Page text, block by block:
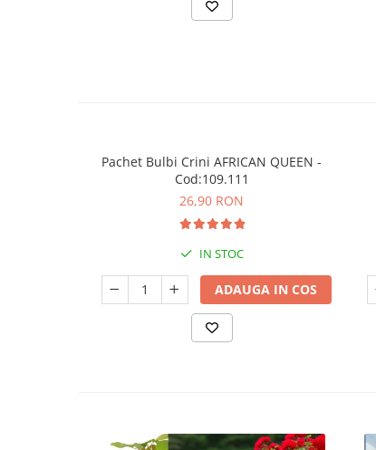
Pachet Bulbi Crini AFRICAN QUEEN -
Cod:109.111
26,90 RON
IN STOC
ADAUGA IN COS